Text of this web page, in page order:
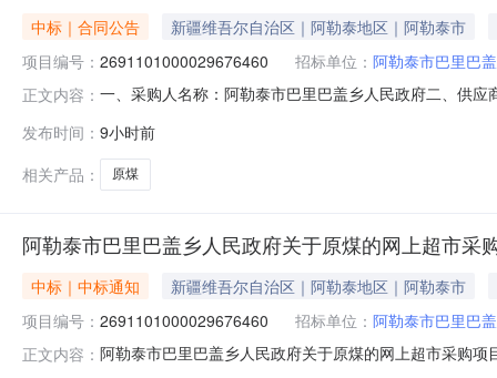
中标｜合同公告
新疆维吾尔自治区｜阿勒泰地区｜阿勒泰市
项目编号： 2691101000029676460 招标单位： 阿勒泰市巴里巴
正文内容： 一、采购人名称：阿勒泰市巴里巴盖乡人民政府二、供
28.0045012600服务要求或标的基本概况：七、其它事
发布时间： 9小时前
相关产品：
原煤
阿勒泰市巴里巴盖乡人民政府关于原煤的网上超市采
中标｜中标通知
新疆维吾尔自治区｜阿勒泰地区｜阿勒泰市
项目编号： 2691101000029676460 招标单位： 阿勒泰市巴里巴
正文内容： 阿勒泰市巴里巴盖乡人民政府关于原煤的网上超市采购